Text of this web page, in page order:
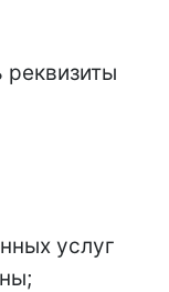
реквизиты
услуг